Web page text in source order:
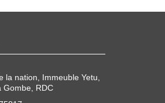
la nation, Immeuble Yetu,
Gombe, RDC